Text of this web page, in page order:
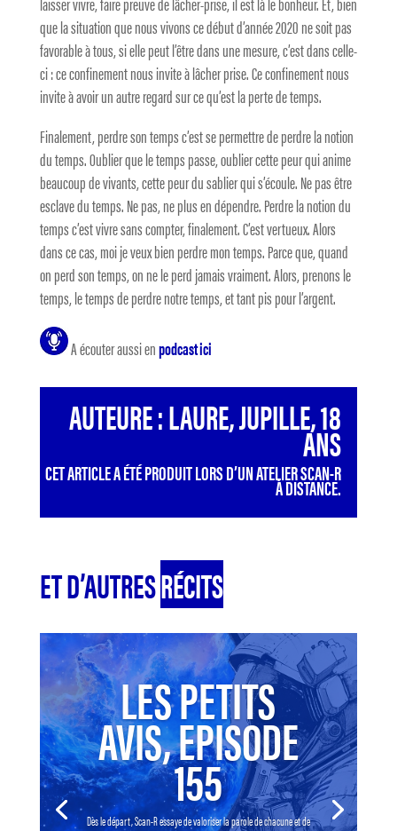
que la situation que nous vivons ce début d’année 2020 ne soit pas
favorable à tous, si elle peut l’être dans une mesure, c’est dans celle-
ci : ce confinement nous invite à lâcher prise. Ce confinement nous
invite à avoir un autre regard sur ce qu’est la perte de temps.
Finalement, perdre son temps c’est se permettre de perdre la notion
du temps. Oublier que le temps passe, oublier cette peur qui anime
beaucoup de vivants, cette peur du sablier qui s’écoule. Ne pas être
esclave du temps. Ne pas, ne plus en dépendre. Perdre la notion du
temps c’est vivre sans compter, finalement. C’est vertueux. Alors
dans ce cas, moi je veux bien perdre mon temps. Parce que, quand
on perd son temps, on ne le perd jamais vraiment. Alors, prenons le
temps, le temps de perdre notre temps, et tant pis pour l’argent.
A écouter aussi enpodcast ici
AUTEURE : LAURE, JUPILLE, 18
ANS
CET ARTICLE A ÉTÉ PRODUIT LORS D’UN ATELIER SCAN-R
À DISTANCE.
ET D’AUTRESRÉCITS
LES PETITS
AVIS, EPISODE
155
Dès le départ, Scan-R essaye de valoriser la parole de chacune et de